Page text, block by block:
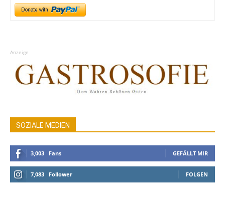
Anzeige
SOZIALE MEDIEN
3,003 Fans GEFÄLLT MIR
7,083 Follower FOLGEN